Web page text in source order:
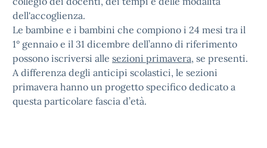
dell'accoglienza.
Le bambine e i bambini che compiono i 24 mesi tra il
1° gennaio e il 31 dicembre dell’anno di riferimento
possono iscriversi alle sezioni primavera, se presenti.
A differenza degli anticipi scolastici, le sezioni
primavera hanno un progetto specifico dedicato a
questa particolare fascia d’età.